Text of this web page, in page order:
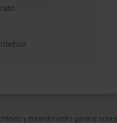
y entendimiento general sobre